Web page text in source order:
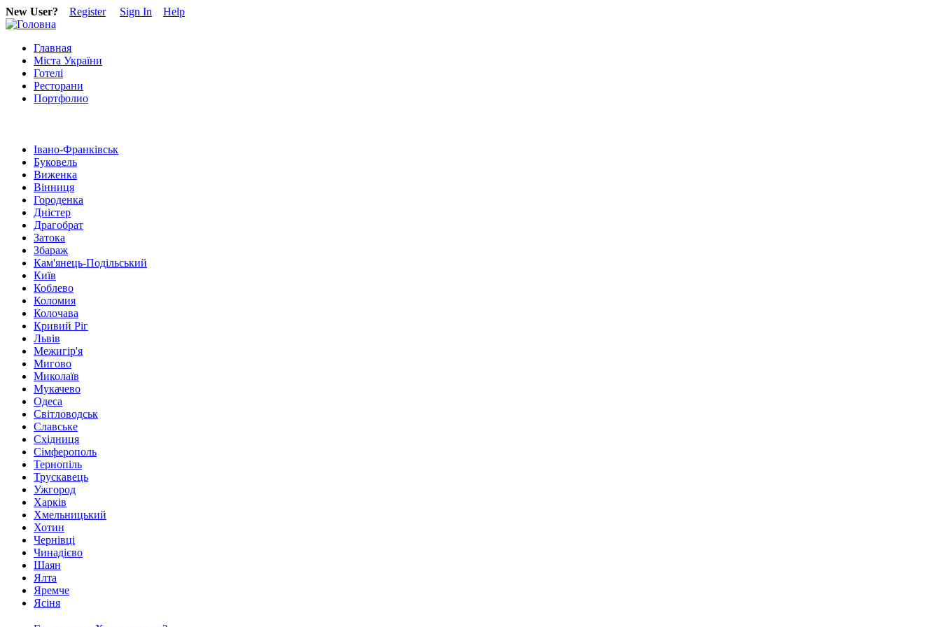
New User? Register Sign In Help
Главная
Міста України
Готелі
Ресторани
Портфолио
Івано-Франківськ
Буковель
Виженка
Вінниця
Городенка
Дністер
Драгобрат
Затока
Збараж
Кам'янець-Подільський
Київ
Коблево
Коломия
Колочава
Кривий Ріг
Львів
Межигір'я
Мигово
Миколаїв
Мукачево
Одеса
Світловодськ
Славське
Східниця
Сімферополь
Тернопіль
Трускавець
Ужгород
Харків
Хмельницький
Хотин
Чернівці
Чинадієво
Шаян
Ялта
Яремче
Ясіня